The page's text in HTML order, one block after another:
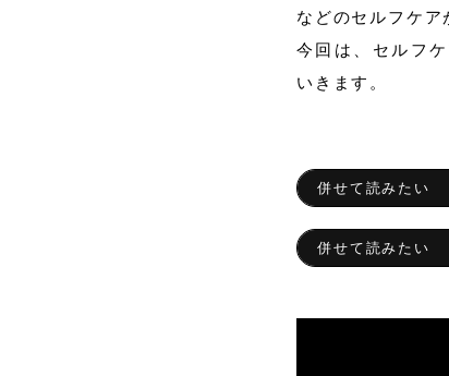
などのセルフケア
今回は、セルフ
いきます。